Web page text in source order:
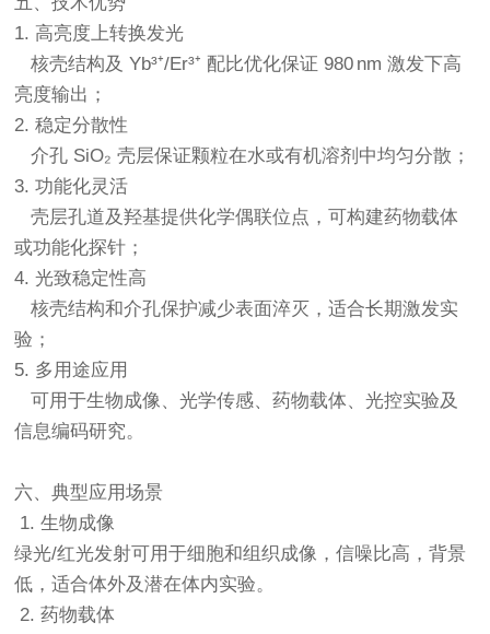
1. 高亮度上转换发光
核壳结构及 Yb³⁺/Er³⁺ 配比优化保证 980 nm 激发下高
亮度输出；
2. 稳定分散性
介孔 SiO₂ 壳层保证颗粒在水或有机溶剂中均匀分散；
3. 功能化灵活
壳层孔道及羟基提供化学偶联位点，可构建药物载体
或功能化探针；
4. 光致稳定性高
核壳结构和介孔保护减少表面淬灭，适合长期激发实
验；
5. 多用途应用
可用于生物成像、光学传感、药物载体、光控实验及
信息编码研究。
六、典型应用场景
1. 生物成像
绿光/红光发射可用于细胞和组织成像，信噪比高，背景
低，适合体外及潜在体内实验。
2. 药物载体